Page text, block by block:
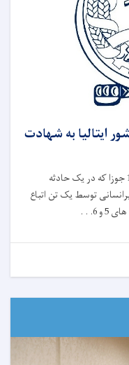
کشور ایتالیا به شهادت
اجساد سه تن از مهاجرین افغان که به تاریخ 11 جوزا که در یک حادثه
توسط یک تن اتباع
6. . .